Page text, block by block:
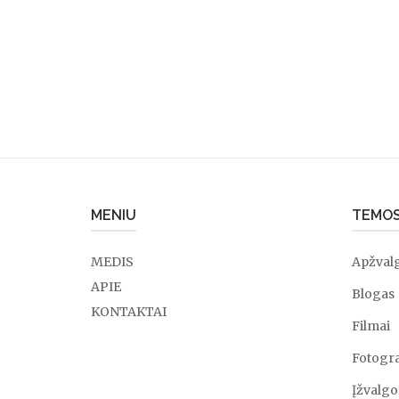
MENIU
MEDIS
APIE
KONTAKTAI
Blogas
Filmai